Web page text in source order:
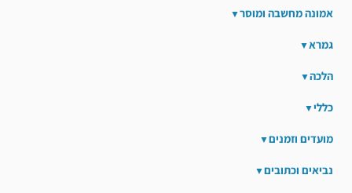
אמונה מחשבה ומוסר
גמרא
הלכה
כללי
מועדים וזמנים
נביאים וכתובים